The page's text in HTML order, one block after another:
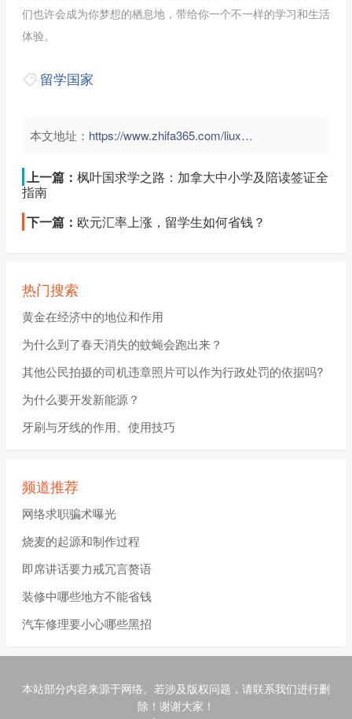
们也许会成为你梦想的栖息地，带给你一个不一样的学习和生活
体验。
留学国家
本文地址： https://www.zhifa365.com/liuxue/bTMPK3FN7t4uYpwn">
上一篇： 枫叶国求学之路：加拿大中小学及陪读签证全
指南
下一篇： 欧元汇率上涨，留学生如何省钱？
热门搜索
黄金在经济中的地位和作用
为什么到了春天消失的蚊蝇会跑出来？
其他公民拍摄的司机违章照片可以作为行政处罚的依据吗?
为什么要开发新能源？
牙刷与牙线的作用、使用技巧
频道推荐
网络求职骗术曝光
烧麦的起源和制作过程
即席讲话要力戒冗言赘语
装修中哪些地方不能省钱
汽车修理要小心哪些黑招
本站部分内容来源于网络。若涉及版权问题，请联系我们进行删
除！谢谢大家！